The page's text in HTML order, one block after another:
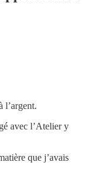
l’argent.
avec l’Atelier y
que j’avais